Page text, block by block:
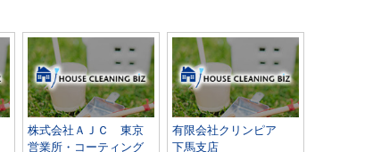
株式会社ＡＪＣ 東京
営業所・コーティング
有限会社クリンピア
下馬支店